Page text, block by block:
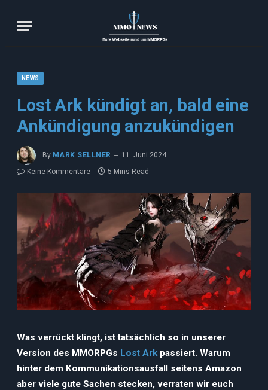
NEWS
Lost Ark kündigt an, bald eine
Ankündigung anzukündigen
By MARK SELLNER
11. Juni 2024
Keine Kommentare
5 Mins Read
Was verrückt klingt, ist tatsächlich so in unserer
Version des MMORPGs Lost Arkpassiert. Warum
hinter dem Kommunikationsausfall seitens Amazon
aber viele gute Sachen stecken, verraten wir euch